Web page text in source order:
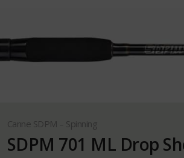
Canne SDPM – Spinning
SDPM 701 ML Drop